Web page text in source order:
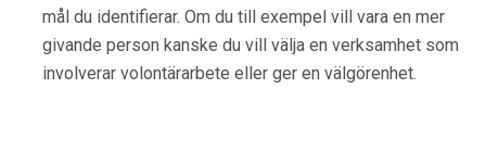
mål du identifierar. Om du till exempel vill vara en mer
givande person kanske du vill välja en verksamhet som
involverar volontärarbete eller ger en välgörenhet.